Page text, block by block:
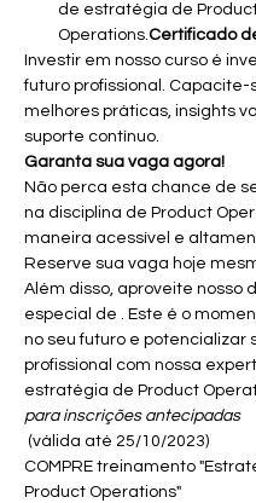
de estratégia de
Operations.Certificado
Investir em nosso curso é
futuro profissional. Capacite-
melhores práticas, insights
suporte contínuo.
Garanta sua vaga agora!
Não perca esta chance de
na disciplina de Product
maneira acessível e
Reserve sua vaga hoje
Além disso, aproveite nosso
especial de . Este é o
no seu futuro e potencializar
profissional com nossa
estratégia de Product
para inscrições antecipadas
COMPRE treinamento
Product Operations"